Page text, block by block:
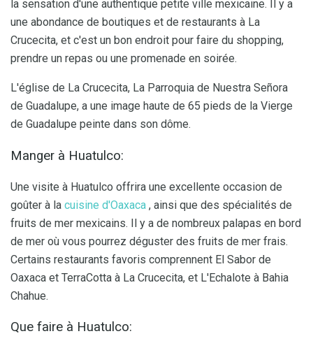
la sensation d'une authentique petite ville mexicaine. Il y a
une abondance de boutiques et de restaurants à La
Crucecita, et c'est un bon endroit pour faire du shopping,
prendre un repas ou une promenade en soirée.
L'église de La Crucecita, La Parroquia de Nuestra Señora
de Guadalupe, a une image haute de 65 pieds de la Vierge
de Guadalupe peinte dans son dôme.
Manger à Huatulco:
Une visite à Huatulco offrira une excellente occasion de
goûter à la cuisine d'Oaxaca , ainsi que des spécialités de
fruits de mer mexicains. Il y a de nombreux palapas en bord
de mer où vous pourrez déguster des fruits de mer frais.
Certains restaurants favoris comprennent El Sabor de
Oaxaca et TerraCotta à La Crucecita, et L'Echalote à Bahia
Chahue.
Que faire à Huatulco: